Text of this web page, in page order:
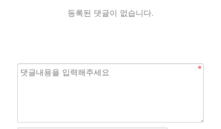
등록된 댓글이 없습니다.